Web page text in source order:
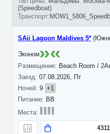
(Speedboat)
07.08.2026, Пт
9 +1
SAii Lagoon Maldives 5*
Beach Room /
BB
Эконом